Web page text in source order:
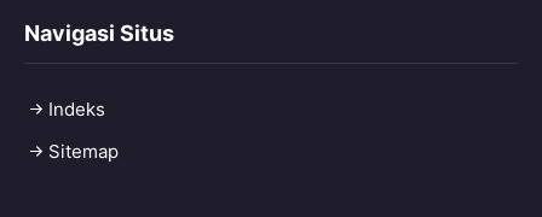
Navigasi Situs
Indeks
Sitemap